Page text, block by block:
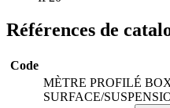
Références de
Code
MÈTRE PROFILÉ
SURFACE/